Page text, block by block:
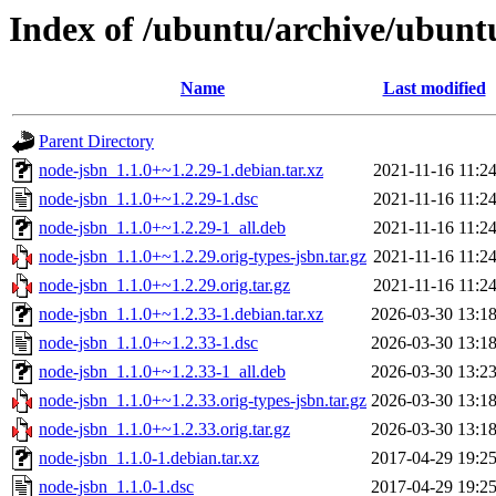
Index of /ubuntu/archive/
Name Last modified
Parent Directory
node-jsbn_1.1.0+~1.2.29-1.debian.tar.xz
2021-11-16 11:24
node-jsbn_1.1.0+~1.2.29-1.dsc
2021-11-16 11:24
node-jsbn_1.1.0+~1.2.29-1_all.deb
2021-11-16 11:24
node-jsbn_1.1.0+~1.2.29.orig-types-jsbn.tar.gz 2021-11-16 11:24
node-jsbn_1.1.0+~1.2.29.orig.tar.gz
2021-11-16 11:24
node-jsbn_1.1.0+~1.2.33-1.debian.tar.xz
2026-03-30 13:18
node-jsbn_1.1.0+~1.2.33-1.dsc
2026-03-30 13:18
node-jsbn_1.1.0+~1.2.33-1_all.deb
2026-03-30 13:23
node-jsbn_1.1.0+~1.2.33.orig-types-jsbn.tar.gz 2026-03-30 13:18
node-jsbn_1.1.0+~1.2.33.orig.tar.gz
2026-03-30 13:18
node-jsbn_1.1.0-1.debian.tar.xz
2017-04-29 19:25
node-jsbn_1.1.0-1.dsc
2017-04-29 19:25